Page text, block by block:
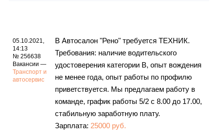
05.10.2021,
14:13
№ 256638
Вакансии —
Транспорт и
автосервис
В Автосалон "Рено" требуется ТЕХНИК.
Требования: наличие водительского
удостоверения категории В, опыт вождения
не менее года, опыт работы по профилю
приветствуется. Мы предлагаем работу в
команде, график работы 5/2 с 8.00 до 17.00,
стабильную заработную плату.
Зарплата: 25000 руб.